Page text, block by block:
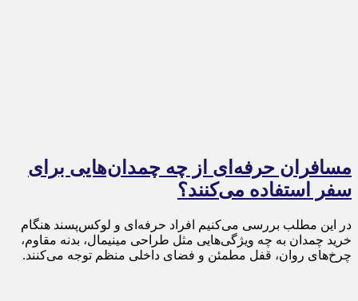
مسافران حرفه‌ای از چه چمدان‌هایی برای
سفر استفاده می‌کنند؟
در این مطلب بررسی می‌کنیم افراد حرفه‌ای و لوکس‌پسند هنگام
خرید چمدان به چه ویژگی‌هایی مثل طراحی مینیمال، بدنه مقاوم،
چرخ‌های روان، قفل مطمئن و فضای داخلی منظم توجه می‌کنند.